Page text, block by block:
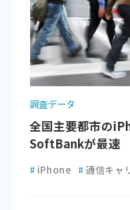
調査データ
全国主要都市の
SoftBankが最速
# iPhone # 通信キャ